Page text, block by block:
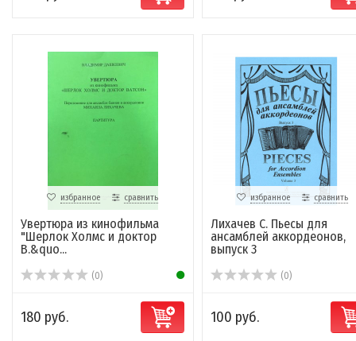
избранное сравнить
Увертюра из кинофильма
"Шерлок Холмс и доктор
В.&quo...
(0)
180 руб.
избранное сравнить
Лихачев С. Пьесы для
ансамблей аккордеонов,
выпуск 3
(0)
100 руб.